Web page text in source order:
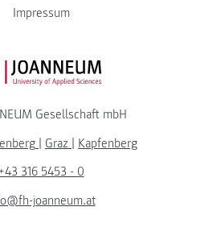
Impressum
FH JOANNEUM Logo
Gesellschaft mbH
| Graz | Kapfenberg
+43 316 5453 - 0
joanneum.at